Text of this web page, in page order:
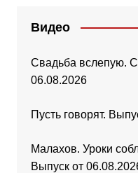
Видео
Свадьба вслепую.
06.08.2026
Пусть говорят.
Малахов. Уроки
Выпуск от